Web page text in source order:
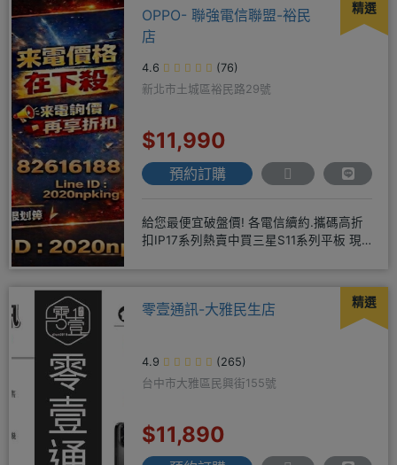
精選
OPPO- 聯強電信聯盟-裕民
店
4.6
(76)
新北市土城區裕民路29號
$11,990
預約訂購
給您最便宜破盤價! 各電信續約.攜碼高折
扣IP17系列熱賣中買三星S11系列平板 現
精選
零壹通訊-大雅民生店
4.9
(265)
台中市大雅區民興街155號
$11,890